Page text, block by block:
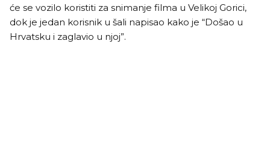
će se vozilo koristiti za snimanje filma u Velikoj Gorici,
dok je jedan korisnik u šali napisao kako je “Došao u
Hrvatsku i zaglavio u njoj”.